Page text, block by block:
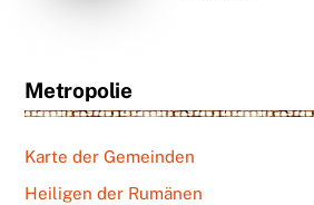
Metropolie
Karte der Gemeinden
Heiligen der Rumänen